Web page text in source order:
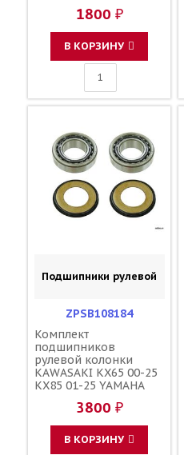
+ сальники / ALL
BALLS 601B6301UU
92045-1062 92049-1257
1800 ₽
В КОРЗИНУ
Подшипники рулевой
ZPSB108184
Комплект
подшипников
рулевой колонки
KAWASAKI KX65 00-25
KX85 01-25 YAMAHA
/ ZORO PARTS 22-1022
32005JRRS 92116-1065
93332-00059-00 93332-
3800 ₽
В КОРЗИНУ